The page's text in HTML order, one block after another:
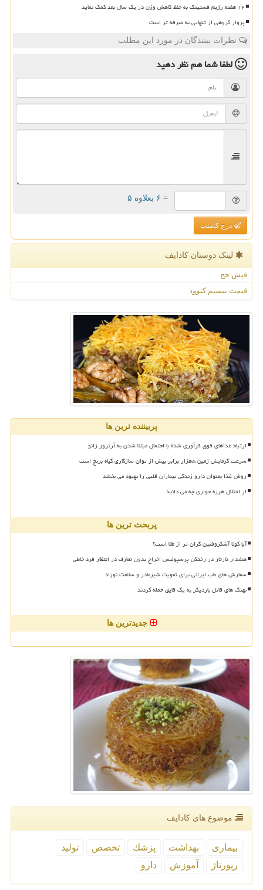
۱۲ هفته رژیم فستینگ به حفظ کاهش وزن در یک سال بعد کمک نماید
پرواز گروهی از تنهایی به صرفه تر است
نظرات بینندگان در مورد این مطلب
لطفا شما همنظر دهید
= ۶ بعلاوه ۵
درج کامنت
لینک دوستان كادایف
فیش حج
قیمت بیسیم کنوود
پربیننده ترین ها
ارتباط غذاهای فوق فرآوری شده با احتمال مبتلا شدن به آرتروز زانو
سرعت گرمایش زمین ۵هزار برابر بیش از توان سازگاری گیاه برنج است
روش غذا بعنوان دارو زندگی بیماران قلبی را بهبود می بخشد
از اختلال هرزه خواری چه می دانید
پربحث ترین ها
آیا کولا آشکروفتین گران تر از طلا است؟
هشدار تارتار در رختکن پرسپولیس اخراج بدون تعارف در انتظار فرد خاطی
سفارش های طب ایرانی برای تقویت شیرمادر و سلامت نوزاد
نهنگ های قاتل باردیگر به یک قایق حمله کردند
جدیدترین ها
موضوع های كادایف
بیماری بهداشت پزشك تخصص
تولید
رپورتاژ
آموزش دارو